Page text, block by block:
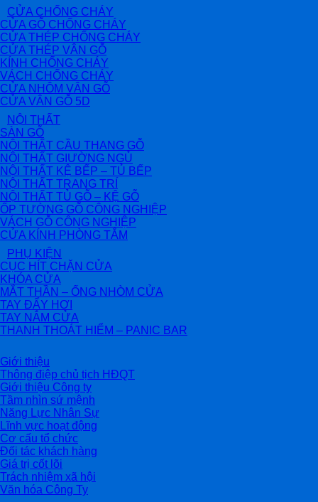
CỬA CHỐNG CHÁY
CỬA GỖ CHỐNG CHÁY
CỬA THÉP CHỐNG CHÁY
CỬA THÉP VÂN GỖ
KÍNH CHỐNG CHÁY
VÁCH CHỐNG CHÁY
CỬA NHÔM VÂN GỖ
CỬA VÂN GỖ 5D
NỘI THẤT
SÀN GỖ
NỘI THẤT CẦU THANG GỖ
NỘI THẤT GIƯỜNG NGỦ
NỘI THẤT KỆ BẾP – TỦ BẾP
NỘI THẤT TRANG TRÍ
NỘI THẤT TỦ GỖ – KỆ GỖ
ỐP TƯỜNG GỖ CÔNG NGHIỆP
VÁCH GỖ CÔNG NGHIỆP
CỬA KÍNH PHÒNG TẮM
PHỤ KIỆN
CỤC HÍT CHẶN CỬA
KHÓA CỬA
MẮT THẦN – ỐNG NHÒM CỬA
TAY ĐẨY HƠI
TAY NẮM CỬA
THANH THOÁT HIỂM – PANIC BAR
Giới thiệu
Thông điệp chủ tịch HĐQT
Giới thiệu Công ty
Tầm nhìn sứ mệnh
Năng Lực Nhân Sự
Lĩnh vực hoạt động
Cơ cấu tổ chức
Đối tác khách hàng
Giá trị cốt lõi
Trách nhiệm xã hội
Văn hóa Công Ty